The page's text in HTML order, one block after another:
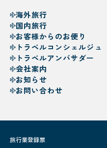
海外旅行
国内旅行
お客様からのお便り
トラベルコンシェルジュ
トラベルアンバサダー
会社案内
お知らせ
お問い合わせ
旅行業登録票